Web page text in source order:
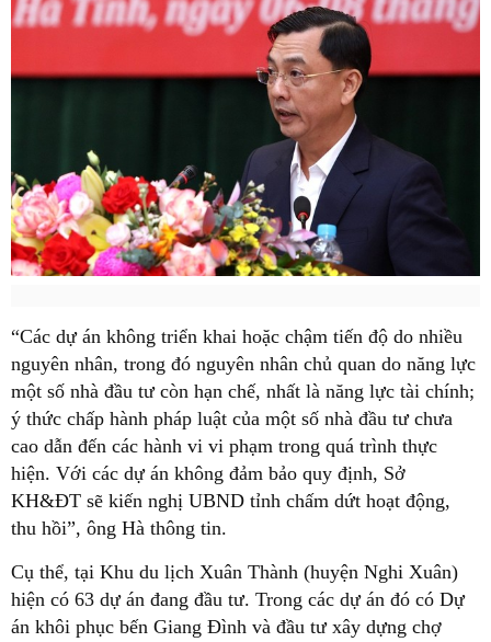
“Các dự án không triển khai hoặc chậm tiến độ do nhiều
nguyên nhân, trong đó nguyên nhân chủ quan do năng lực
một số nhà đầu tư còn hạn chế, nhất là năng lực tài chính;
ý thức chấp hành pháp luật của một số nhà đầu tư chưa
cao dẫn đến các hành vi vi phạm trong quá trình thực
hiện. Với các dự án không đảm bảo quy định, Sở
KH&ĐT sẽ kiến nghị UBND tỉnh chấm dứt hoạt động,
thu hồi”, ông Hà thông tin.
Cụ thể, tại Khu du lịch Xuân Thành (huyện Nghi Xuân)
hiện có 63 dự án đang đầu tư. Trong các dự án đó có Dự
án khôi phục bến Giang Đình và đầu tư xây dựng chợ